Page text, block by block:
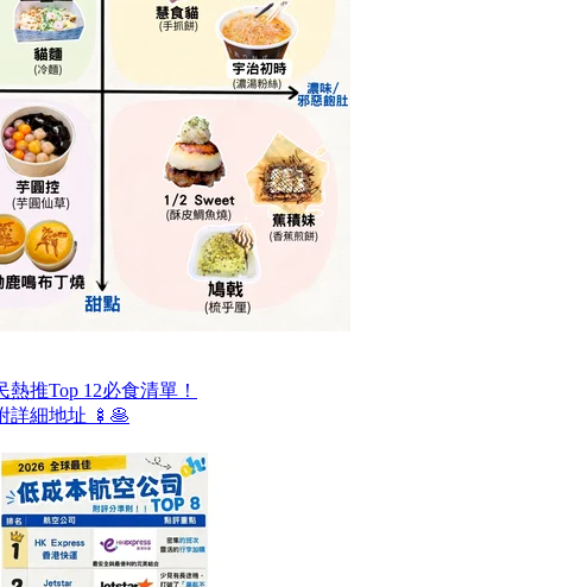
熱推Top 12必食清單！
詳細地址 🍢🥞